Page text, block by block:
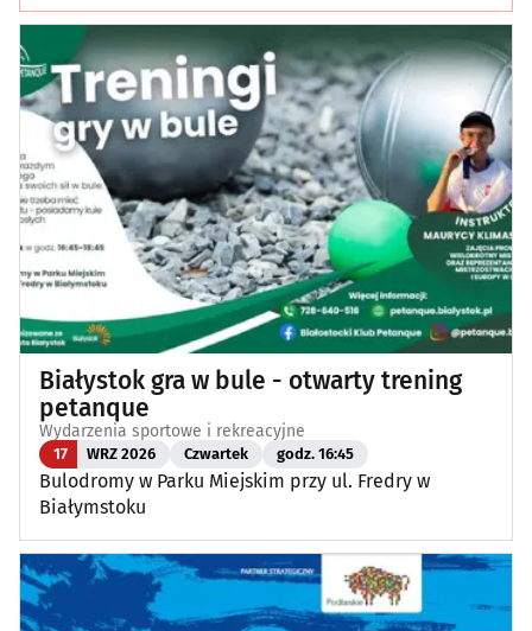
Białystok gra w bule - otwarty trening
petanque
Wydarzenia sportowe i rekreacyjne
17 WRZ 2026 Czwartek godz. 16:45
Bulodromy w Parku Miejskim przy ul. Fredry w
Białymstoku